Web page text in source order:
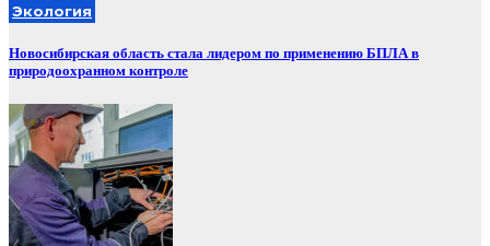
Экология
Новосибирская область стала лидером по применению БПЛА в
природоохранном контроле